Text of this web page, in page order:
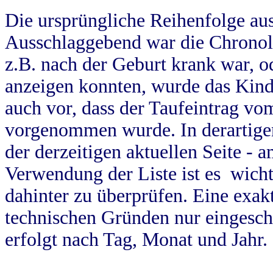
Die ursprüngliche Reihenfolge
Ausschlaggebend war die
z.B. nach der Geburt krank war,
anzeigen konnten, wurde das
auch vor, dass der Taufeintrag
vorgenommen wurde. In
der derzeitigen aktuellen Seite -
Verwendung der Liste ist es
dahinter zu überprüfen. Eine
technischen Gründen nur
erfolgt nach Tag, Monat und Jahr.